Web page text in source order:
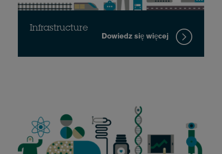
Infrastructure
Dowiedz się więcej